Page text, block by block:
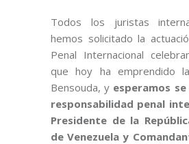
Todos los juristas
hemos solicitado la
Penal Internacional
que hoy ha emprendido
Bensouda, y esperamos
responsabilidad penal
Presidente de la
de Venezuela y